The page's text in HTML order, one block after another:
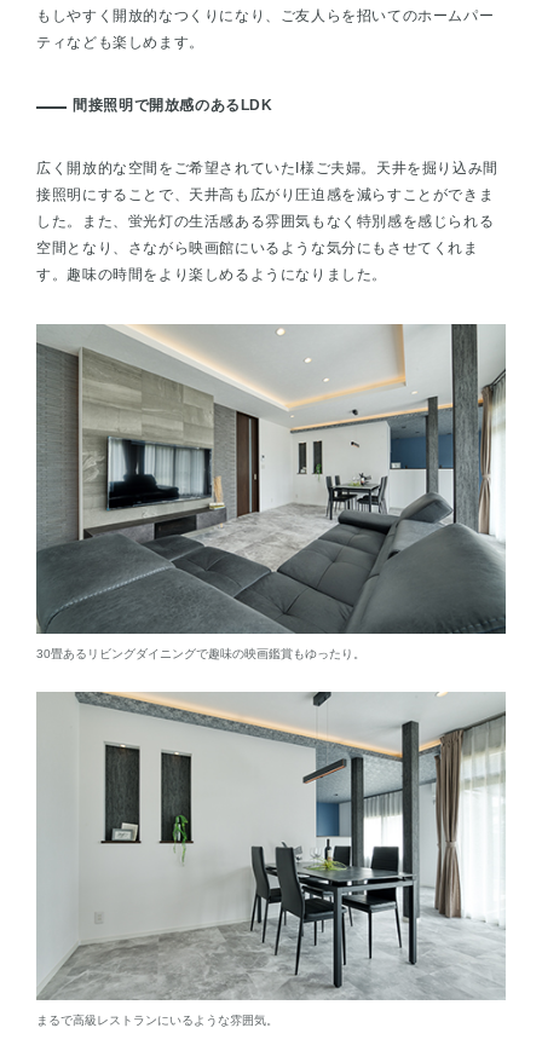
もしやすく開放的なつくりになり、ご友人らを招いてのホームパー
ティなども楽しめます。
間接照明で開放感のあるLDK
広く開放的な空間をご希望されていたI様ご夫婦。天井を掘り込み間
接照明にすることで、天井高も広がり圧迫感を減らすことができま
した。また、蛍光灯の生活感ある雰囲気もなく特別感を感じられる
空間となり、さながら映画館にいるような気分にもさせてくれま
す。趣味の時間をより楽しめるようになりました。
30畳あるリビングダイニングで趣味の映画鑑賞もゆったり。
まるで高級レストランにいるような雰囲気。